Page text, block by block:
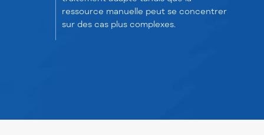
ressource manuelle peut se concentrer
sur des cas plus complexes.